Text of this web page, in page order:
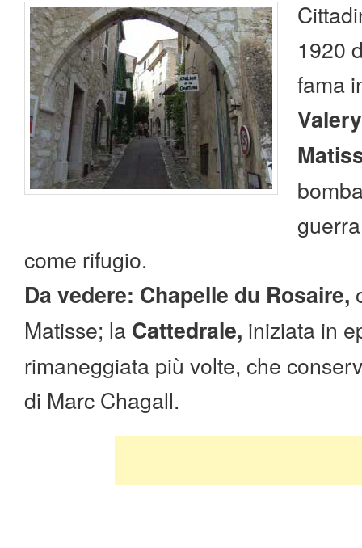
1920
fama
come rifugio.
Da vedere: Chapelle du Rosaire,
Matisse; laCattedrale, iniziata in
rimaneggiata più volte, che
di Marc Chagall.